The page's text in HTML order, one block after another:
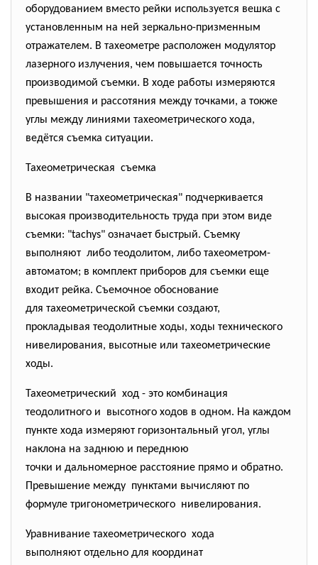
оборудованием вместо рейки используется вешка с
установленным на ней зеркально-призменным
отражателем. В тахеометре расположен модулятор
лазерного излучения, чем повышается точность
производимой съемки. В ходе работы измеряются
превышения и рассотяния между точками, а токже
углы между линиями тахеометрического хода,
ведётся съемка ситуации.
Тахеометрическая съемка
В названии "тахеометрическая" подчеркивается
высокая производительность труда при этом виде
съемки: "tachys" означает быстрый. Съемку
выполняют либо теодолитом, либо тахеометром-
автоматом; в комплект приборов для съемки еще
входит рейка. Съемочное обоснование
для тахеометрической съемки создают,
прокладывая теодолитные ходы, ходы технического
нивелирования, высотные или тахеометрические
ходы.
Тахеометрический ход - это комбинация
теодолитного и высотного ходов в одном. На каждом
пункте хода измеряют горизонтальный угол, углы
наклона на заднюю и переднюю
точки и дальномерное расстояние прямо и обратно.
Превышение между пунктами вычисляют по
формуле тригонометрического нивелирования.
Уравнивание тахеометрического хода
выполняют отдельно для координат